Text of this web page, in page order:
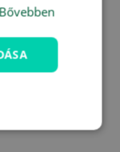
Bővebben